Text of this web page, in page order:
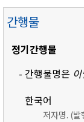
간행물
정기간행물
- 간행물명은
한국어
저자명. (발